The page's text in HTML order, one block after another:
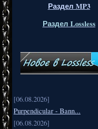
Раздел MP3
Раздел Lossless
[06.08.2026]
Purpendicular - Bann...
[06.08.2026]